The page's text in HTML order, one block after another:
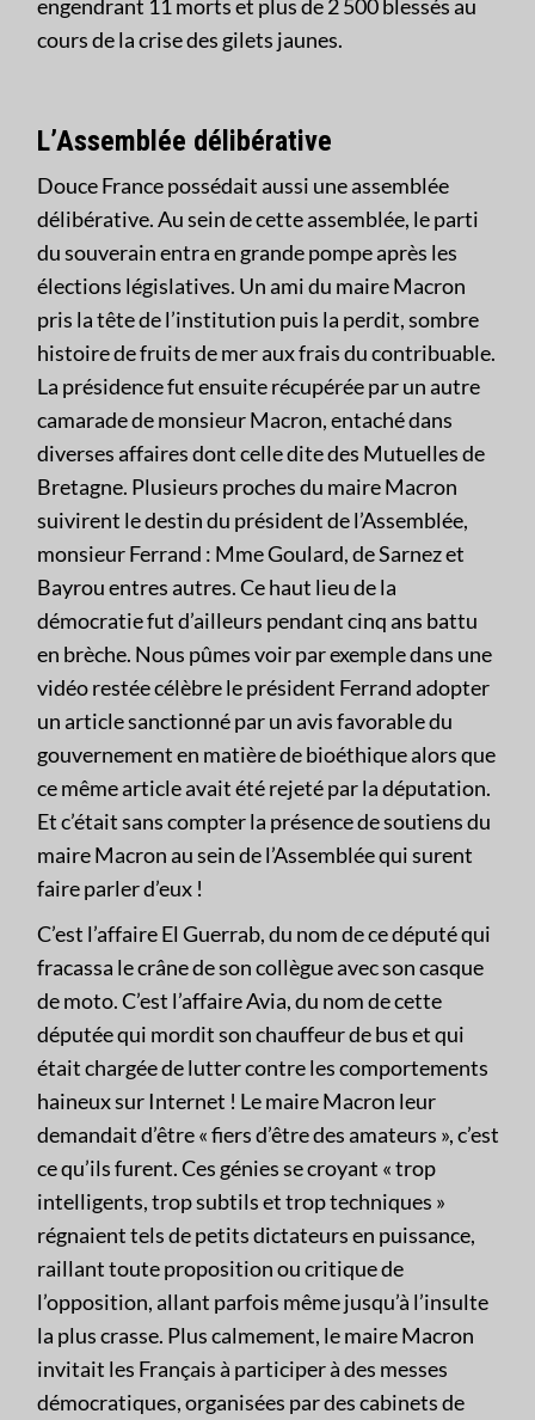
engendrant 11 morts et plus de 2 500 blessés au
cours de la crise des gilets jaunes.
L’Assemblée délibérative
Douce France possédait aussi une assemblée
délibérative. Au sein de cette assemblée, le parti
du souverain entra en grande pompe après les
élections législatives. Un ami du maire Macron
pris la tête de l’institution puis la perdit, sombre
histoire de fruits de mer aux frais du contribuable.
La présidence fut ensuite récupérée par un autre
camarade de monsieur Macron, entaché dans
diverses affaires dont celle dite des Mutuelles de
Bretagne. Plusieurs proches du maire Macron
suivirent le destin du président de l’Assemblée,
monsieur Ferrand : Mme Goulard, de Sarnez et
Bayrou entres autres. Ce haut lieu de la
démocratie fut d’ailleurs pendant cinq ans battu
en brèche. Nous pûmes voir par exemple dans une
vidéo restée célèbre le président Ferrand adopter
un article sanctionné par un avis favorable du
gouvernement en matière de bioéthique alors que
ce même article avait été rejeté par la députation.
Et c’était sans compter la présence de soutiens du
maire Macron au sein de l’Assemblée qui surent
faire parler d’eux !
C’est l’affaire El Guerrab, du nom de ce député qui
fracassa le crâne de son collègue avec son casque
de moto. C’est l’affaire Avia, du nom de cette
députée qui mordit son chauffeur de bus et qui
était chargée de lutter contre les comportements
haineux sur Internet ! Le maire Macron leur
demandait d’être « fiers d’être des amateurs », c’est
ce qu’ils furent. Ces génies se croyant « trop
intelligents, trop subtils et trop techniques »
régnaient tels de petits dictateurs en puissance,
raillant toute proposition ou critique de
l’opposition, allant parfois même jusqu’à l’insulte
la plus crasse. Plus calmement, le maire Macron
invitait les Français à participer à des messes
démocratiques, organisées par des cabinets de